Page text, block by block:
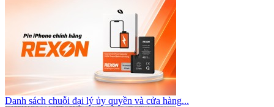
Danh sách chuỗi đại lý ủy quyền và cửa hàng...